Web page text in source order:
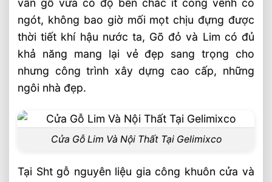
vân gỗ vừa có độ bền chắc ít cong vênh co
ngót, không bao giờ mối mọt chịu đựng được
thời tiết khí hậu nước ta, Gõ đỏ và Lim có đủ
khả năng mang lại vẻ đẹp sang trọng cho
nhưng công trình xây dựng cao cấp, những
ngôi nhà đẹp.
Cửa Gỗ Lim Và Nội Thất Tại Gelimixco
Tại Sht gỗ nguyên liệu gia công khuôn cửa và